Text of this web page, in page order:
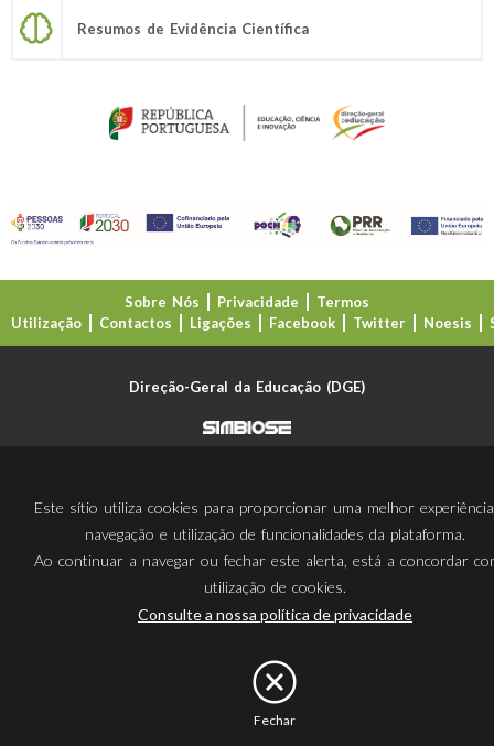
Resumos de Evidência Científica
Sobre Nós Privacidade
Termos
Utilização
Contactos Ligações Facebook Twitter Noesis
Direção-Geral da Educação (DGE)
Este sítio utiliza cookies para proporcionar uma melhor
navegação e utilização de funcionalidades da plataforma.
Ao continuar a navegar ou fechar este alerta, está a concordar
utilização de cookies.
Consulte a nossa política de privacidade
Fechar